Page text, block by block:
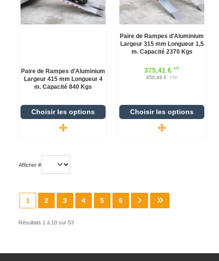
Paire de Rampes d'Aluminium
Largeur 415 mm Longueur 4
m. Capacité 840 Kgs
Choisir les options
Paire de Rampes d'Aluminium
Largeur 315 mm Longueur 1,5
m. Capacité 2370 Kgs
375,41 € HT
450,49 € TTC
Choisir les options
Afficher #
1 2 3 4 5 6
Résultats 1 à 10 sur 53